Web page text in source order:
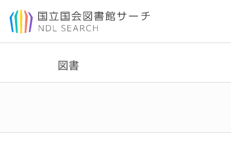
本文へ移動
図書